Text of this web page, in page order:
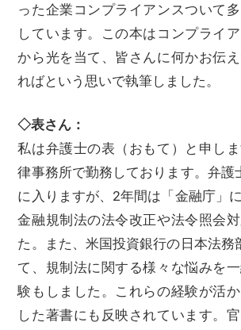
った企業コンプライアンスついて
しています。この本はコンプライ
から光を当て、皆さんに何かお伝
ればという思いで執筆しました。
◇表さん：
私は弁護士の表（おもて）と申し
律事務所で勤務しております。弁護
に入りますが、2年間は「金融庁」
金融規制法の法令改正や法令照会
た。また、米国投資銀行の日本法務
て、規制法に関する様々な悩みを
験もしました。これらの経験が活
した著書にも反映されています。